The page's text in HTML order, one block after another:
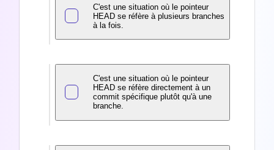
C'est une situation où le pointeur
HEAD se réfère à plusieurs branches
à la fois.
C'est une situation où le pointeur
HEAD se réfère directement à un
commit spécifique plutôt qu'à une
branche.